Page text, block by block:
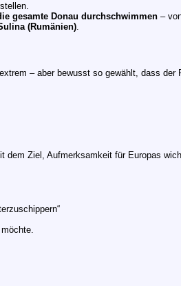
gesamte Donau durchschwimmen –
(Rumänien).
– aber bewusst so gewählt, dass der
dem Ziel, Aufmerksamkeit für Europas